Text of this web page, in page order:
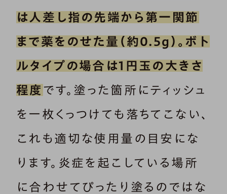
は人差し指の先端から第一関節
まで薬をのせた量（約0.5g）。 ボト
ルタイプの場合は1円玉の大きさ
程度 です。塗った箇所にティッシュ
を一枚くっつけても落ちてこない、
これも適切な使用量の目安にな
ります。炎症を起こしている場所
に合わせてぴったり塗るのではな